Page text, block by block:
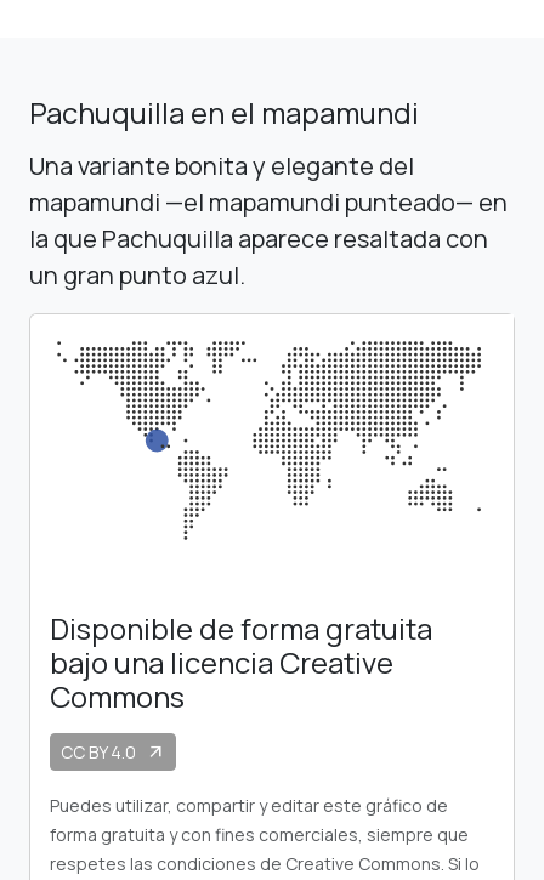
Pachuquilla en el mapamundi
Una variante bonita y elegante del
mapamundi —el mapamundi punteado— en
la que Pachuquilla aparece resaltada con
un gran punto azul.
Disponible de forma gratuita
bajo una licencia Creative
Commons
CC BY 4.0 arrow_outward
Puedes utilizar, compartir y editar este gráfico de
forma gratuita y con fines comerciales, siempre que
respetes las condiciones de Creative Commons. Si lo